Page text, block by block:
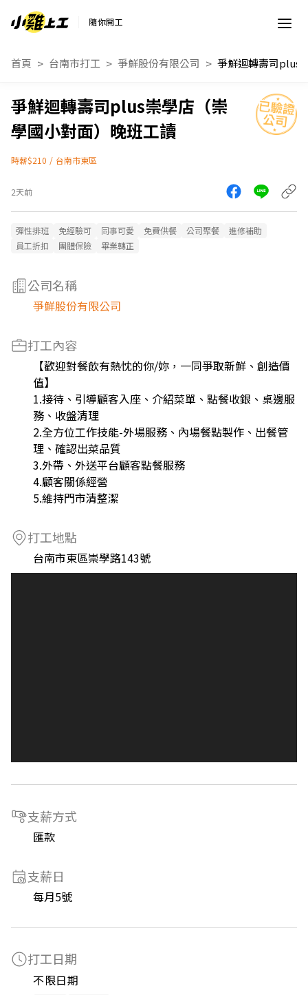
隨你開工
首頁 台南市打工 爭鮮股份有限公司
爭鮮迴轉壽司plus崇學店（崇
學國小對面）晚班工讀
時薪$210 / 台南市東區
2天前
彈性排班 免經驗可 同事可愛 免費供餐 公司聚餐
進修補助
員工折扣
團體保險 畢業轉正
公司名稱
爭鮮股份有限公司
打工內容
【歡迎對餐飲有熱忱的你/妳，一同爭取新鮮、創造價
值】
1.接待、引導顧客入座、介紹菜單、點餐收銀、桌邊服
務、收盤清理
2.全方位工作技能-外場服務、內場餐點製作、出餐管
理、確認出菜品質
3.外帶、外送平台顧客點餐服務
4.顧客關係經營
5.維持門市清整潔
打工地點
台南市東區崇學路143號
支薪方式
匯款
支薪日
每月5號
打工日期
不限日期